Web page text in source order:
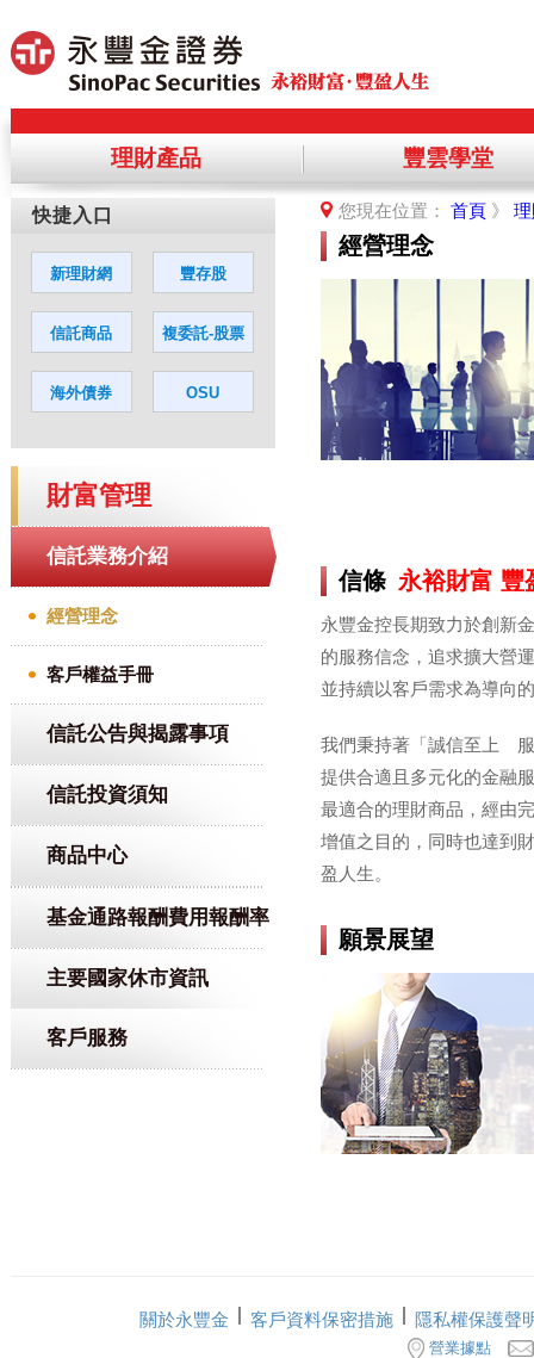
理財產品 豐雲學堂
財富管理
信託業務介紹
經營理念
客戶權益手冊
信託公告與揭露事項
信託投資須知
商品中心
基金通路報酬費用報酬率
主要國家休市資訊
客戶服務
您現在位置： 首頁 》
經營理念
信條 永裕財富 豐
永豐金控長期致力於創新
的服務信念，追求擴大營
並持續以客戶需求為導向
我們秉持著「誠信至上
提供合適且多元化的金融
最適合的理財商品，經由
增值之目的，同時也達到
盈人生。
願景展望
關於永豐金 客戶資料保密措施 隱私權保護聲
營業據點
您若同意繼續進入該網站，請點選